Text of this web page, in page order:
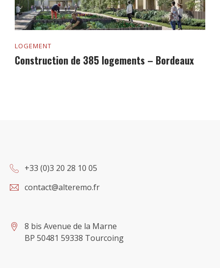
LOGEMENT
Construction de 385 logements – Bordeaux
+33 (0)3 20 28 10 05
contact@alteremo.fr
8 bis Avenue de la Marne
BP 50481 59338 Tourcoing